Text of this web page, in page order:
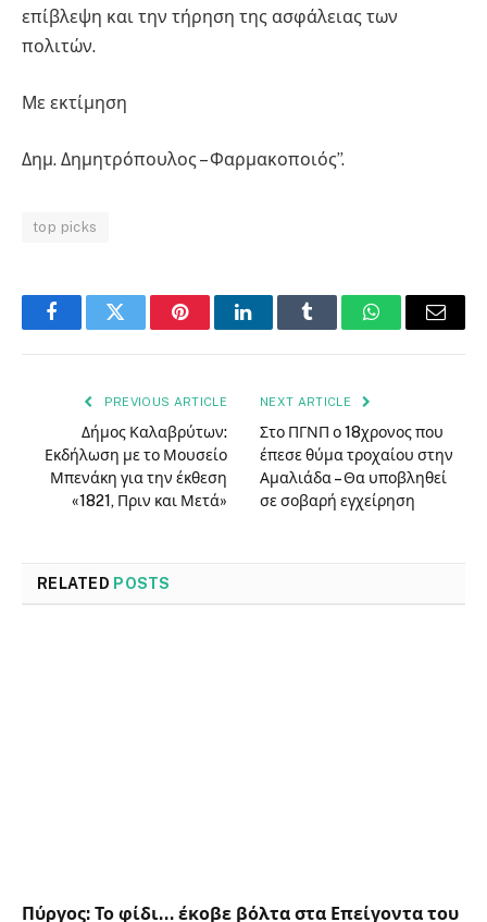
επίβλεψη και την τήρηση της ασφάλειας των
πολιτών.
Με εκτίμηση
Δημ. Δημητρόπουλος – Φαρμακοποιός”.
top picks
FacebookTwitter PinterestLinkedInTumblr WhatsAppEmail
PREVIOUS ARTICLE
Δήμος Καλαβρύτων:
Εκδήλωση με το Μουσείο
Μπενάκη για την έκθεση
«1821, Πριν και Μετά»
NEXT ARTICLE
Στο ΠΓΝΠ ο 18χρονος που
έπεσε θύμα τροχαίου στην
Αμαλιάδα – Θα υποβληθεί
σε σοβαρή εγχείρηση
RELATED POSTS
Πύργος: Το φίδι… έκοβε βόλτα στα Επείγοντα του